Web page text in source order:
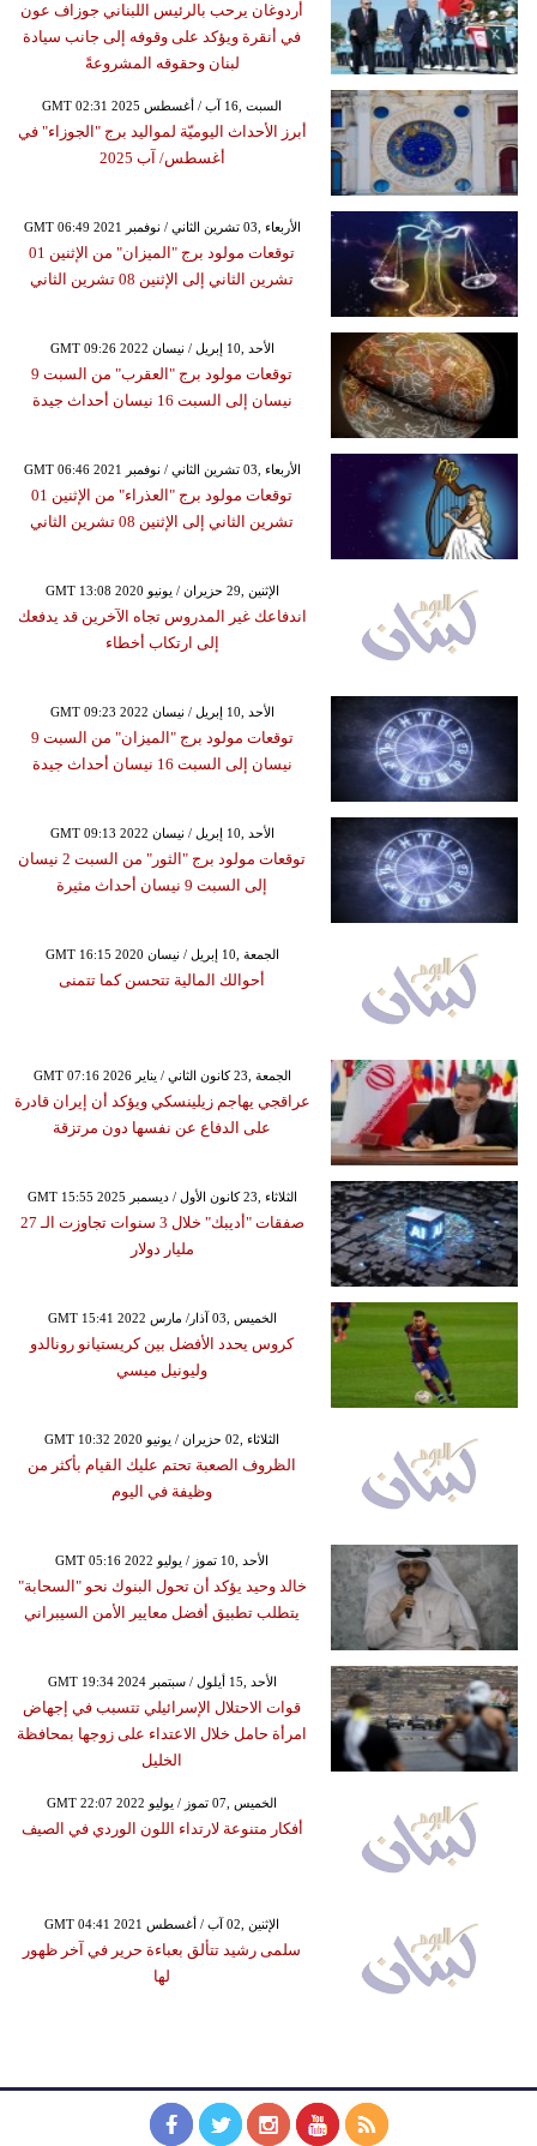
أردوغان يرحب بالرئيس اللبناني جوزاف عون
في أنقرة ويؤكد على وقوفه إلى جانب سيادة
لبنان وحقوقه المشروعةً
GMT 02:31 2025 السبت ,16 آب / أغسطس
أبرز الأحداث اليوميّة لمواليد برج "الجوزاء" في
أغسطس/ آب 2025
GMT 06:49 2021 الأربعاء ,03 تشرين الثاني / نوفمبر
توقعات مولود برج "الميزان" من الإثنين 01
تشرين الثاني إلى الإثنين 08 تشرين الثاني
GMT 09:26 2022 الأحد ,10 إبريل / نيسان
توقعات مولود برج "العقرب" من السبت 9
نيسان إلى السبت 16 نيسان أحداث جيدة
GMT 06:46 2021 الأربعاء ,03 تشرين الثاني / نوفمبر
توقعات مولود برج "العذراء" من الإثنين 01
تشرين الثاني إلى الإثنين 08 تشرين الثاني
GMT 13:08 2020 الإثنين ,29 حزيران / يونيو
اندفاعك غير المدروس تجاه الآخرين قد يدفعك
إلى ارتكاب أخطاء
GMT 09:23 2022 الأحد ,10 إبريل / نيسان
توقعات مولود برج "الميزان" من السبت 9
نيسان إلى السبت 16 نيسان أحداث جيدة
GMT 09:13 2022 الأحد ,10 إبريل / نيسان
توقعات مولود برج "الثور" من السبت 2 نيسان
إلى السبت 9 نيسان أحداث مثيرة
GMT 16:15 2020 الجمعة ,10 إبريل / نيسان
أحوالك المالية تتحسن كما تتمنى
GMT 07:16 2026 الجمعة ,23 كانون الثاني / يناير
عراقجي يهاجم زيلينسكي ويؤكد أن إيران قادرة
على الدفاع عن نفسها دون مرتزقة
GMT 15:55 2025 الثلاثاء ,23 كانون الأول / ديسمبر
صفقات "أديبك" خلال 3 سنوات تجاوزت الـ 27
مليار دولار
GMT 15:41 2022 الخميس ,03 آذار/ مارس
كروس يحدد الأفضل بين كريستيانو رونالدو
وليونيل ميسي
GMT 10:32 2020 الثلاثاء ,02 حزيران / يونيو
الظروف الصعبة تحتم عليك القيام بأكثر من
وظيفة في اليوم
GMT 05:16 2022 الأحد ,10 تموز / يوليو
خالد وحيد يؤكد أن تحول البنوك نحو "السحابة"
يتطلب تطبيق أفضل معايير الأمن السيبراني
GMT 19:34 2024 الأحد ,15 أيلول / سبتمبر
قوات الاحتلال الإسرائيلي تتسبب في إجهاض
امرأة حامل خلال الاعتداء على زوجها بمحافظة
الخليل
GMT 22:07 2022 الخميس ,07 تموز / يوليو
أفكار متنوعة لارتداء اللون الوردي في الصيف
GMT 04:41 2021 الإثنين ,02 آب / أغسطس
سلمى رشيد تتألق بعباءة حرير في آخر ظهور
لها